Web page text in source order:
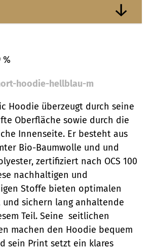
%
hoodie-hellblau-m
Hoodie überzeugt durch seine
Oberfläche sowie durch die
Innenseite. Er besteht aus
Bio-Baumwolle und und
zertifiziert nach OCS 100
nachhaltigen und
Stoffe bieten optimalen
und sichern lang anhaltende
Teil. Seine seitlichen
machen den Hoodie bequem
sein Print setzt ein klares